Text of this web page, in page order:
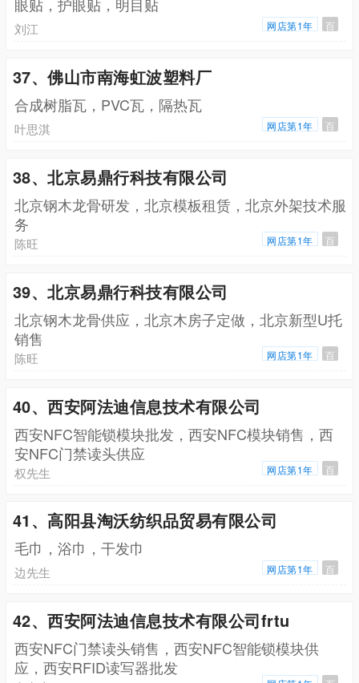
刘江 网店第1年 百
37、佛山市南海虹波塑料厂
合成树脂瓦，PVC瓦，隔热瓦
叶思淇 网店第1年 百
38、北京易鼎行科技有限公司
北京钢木龙骨研发，北京模板租赁，北京外架技术服
务
陈旺 网店第1年 百
39、北京易鼎行科技有限公司
北京钢木龙骨供应，北京木房子定做，北京新型U托
销售
陈旺 网店第1年 百
40、西安阿法迪信息技术有限公司
西安NFC智能锁模块批发，西安NFC模块销售，西
安NFC门禁读头供应
权先生 网店第1年 百
41、高阳县淘沃纺织品贸易有限公司
毛巾，浴巾，干发巾
边先生 网店第1年 百
42、西安阿法迪信息技术有限公司frtu
西安NFC门禁读头销售，西安NFC智能锁模块供
应，西安RFID读写器批发